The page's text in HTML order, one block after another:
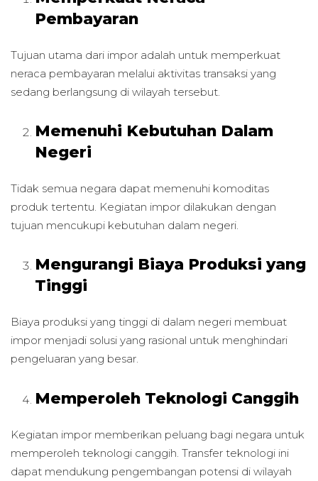
Pembayaran
Tujuan utama dari impor adalah untuk memperkuat
neraca pembayaran melalui aktivitas transaksi yang
sedang berlangsung di wilayah tersebut.
Memenuhi Kebutuhan Dalam
Negeri
Tidak semua negara dapat memenuhi komoditas
produk tertentu. Kegiatan impor dilakukan dengan
tujuan mencukupi kebutuhan dalam negeri.
Mengurangi Biaya Produksi yang
Tinggi
Biaya produksi yang tinggi di dalam negeri membuat
impor menjadi solusi yang rasional untuk menghindari
pengeluaran yang besar.
Memperoleh Teknologi Canggih
Kegiatan impor memberikan peluang bagi negara untuk
memperoleh teknologi canggih. Transfer teknologi ini
dapat mendukung pengembangan potensi di wilayah